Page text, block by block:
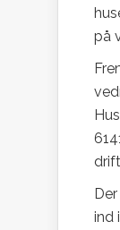
på
ind